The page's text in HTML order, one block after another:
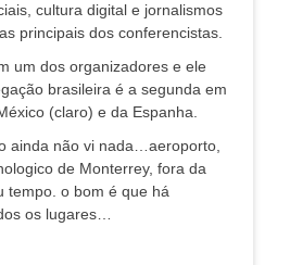
cultura digital e jornalismos
principais dos conferencistas.
um dos organizadores e ele
brasileira é a segunda em
(claro) e da Espanha.
ainda não vi nada…aeroporto,
de Monterrey, fora da
o bom é que há
os lugares…